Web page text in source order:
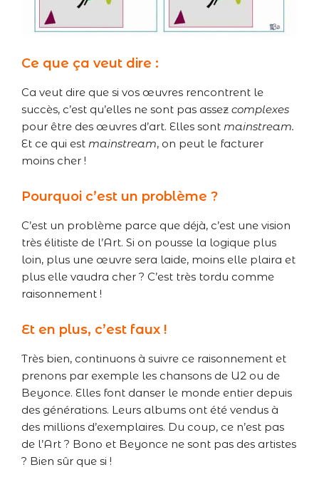
Ce que ça veut dire :
Ca veut dire que si vos œuvres rencontrent le
succès, c’est qu’elles ne sont pas assez complexes
pour être des œuvres d’art. Elles sont mainstream.
Et ce qui est mainstream, on peut le facturer
moins cher !
Pourquoi c’est un problème ?
C’est un problème parce que déjà, c’est une vision
très élitiste de l’Art. Si on pousse la logique plus
loin, plus une œuvre sera laide, moins elle plaira et
plus elle vaudra cher ? C’est très tordu comme
raisonnement !
Et en plus, c’est faux !
Très bien, continuons à suivre ce raisonnement et
prenons par exemple les chansons de U2 ou de
Beyonce. Elles font danser le monde entier depuis
des générations. Leurs albums ont été vendus à
des millions d’exemplaires. Du coup, ce n’est pas
de l’Art ? Bono et Beyonce ne sont pas des artistes
? Bien sûr que si !